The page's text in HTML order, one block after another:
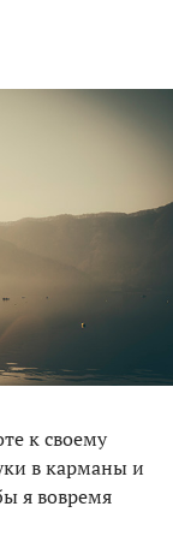
к своему
в карманы и
я вовремя